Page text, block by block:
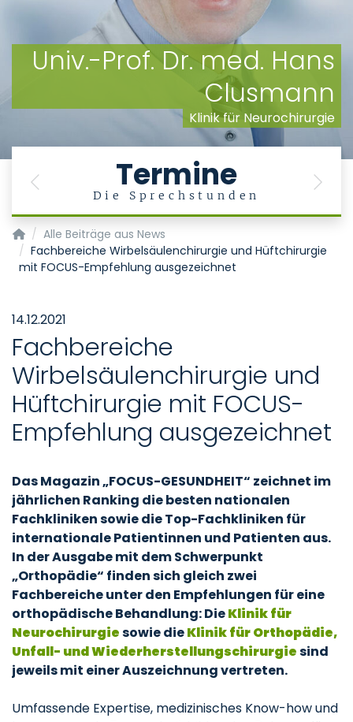
Univ.-Prof. Dr. med. Hans
Clusmann
Klinik für Neurochirurgie
Termine
Die Sprechstunden
Previous Next
Klinik für Neurochirurgie
Alle Beiträge aus News
Fachbereiche Wirbelsäulenchirurgie und Hüftchirurgie
mit FOCUS-Empfehlung ausgezeichnet
14.12.2021
Fachbereiche
Wirbelsäulenchirurgie und
Hüftchirurgie mit FOCUS-
Empfehlung ausgezeichnet
Das Magazin „FOCUS-GESUNDHEIT“ zeichnet im
jährlichen Ranking die besten nationalen
Fachkliniken sowie die Top-Fachkliniken für
internationale Patientinnen und Patienten aus.
In der Ausgabe mit dem Schwerpunkt
„Orthopädie“ finden sich gleich zwei
Fachbereiche unter den Empfehlungen für eine
orthopädische Behandlung: DieKlinik für
Neurochirurgiesowie dieKlinik für Orthopädie,
Unfall- und Wiederherstellungschirurgiesind
jeweils mit einer Auszeichnung vertreten.
Umfassende Expertise, medizinisches Know-how und